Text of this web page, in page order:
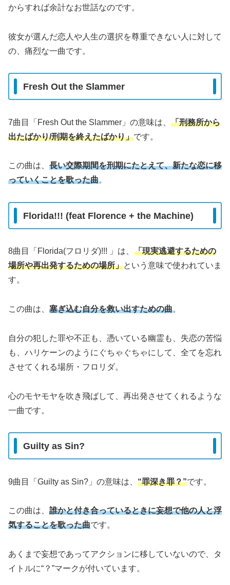
からすれば余計なお世話なのです。
彼女が選んだ恋人や人生の選択を尊重できない人に対して
の、痛烈な一曲です。
Fresh Out the Slammer
7曲目「Fresh Out the Slammer」の意味は、 「刑務所から
出たばかり/刑期を終えたばかり」です。
この曲は、 長い交際期間を刑期にたとえて、新たな恋に移
っていくことを歌った曲。
Florida!!! (feat Florence + the Machine)
8曲目「Florida(フロリダ)!!! 」は、 「現実逃避するための
場所や再出発するための場所」という意味で使われていま
す。
この曲は、 塞ぎ込む自分を救い出すための曲。
自分の犯した罪や不正も、憑いている幽霊も、失恋の苦悩
も、ハリケーンのようにぐちゃぐちゃにして、全てを忘れ
させてくれる場所・フロリダ。
心のモヤモヤを吹き飛ばして、再出発させてくれるような
一曲です。
Guilty as Sin?
9曲目「Guilty as Sin?」の意味は、 “罪深き罪？”です。
この曲は、 誰かと付き合っているときに妄想で他の人と浮
気することを歌った曲です。
あくまで妄想であってアクションに移していないので、タ
イトルに“？”マークが付いています。